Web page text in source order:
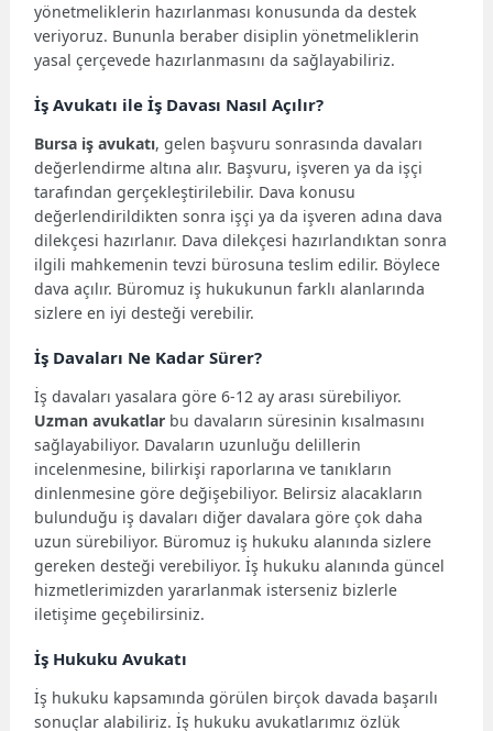
yönetmeliklerin hazırlanması konusunda da destek
veriyoruz. Bununla beraber disiplin yönetmeliklerin
yasal çerçevede hazırlanmasını da sağlayabiliriz.
İş Avukatı ile İş Davası Nasıl Açılır?
Bursa iş avukatı, gelen başvuru sonrasında davaları
değerlendirme altına alır. Başvuru, işveren ya da işçi
tarafından gerçekleştirilebilir. Dava konusu
değerlendirildikten sonra işçi ya da işveren adına dava
dilekçesi hazırlanır. Dava dilekçesi hazırlandıktan sonra
ilgili mahkemenin tevzi bürosuna teslim edilir. Böylece
dava açılır. Büromuz iş hukukunun farklı alanlarında
sizlere en iyi desteği verebilir.
İş Davaları Ne Kadar Sürer?
İş davaları yasalara göre 6-12 ay arası sürebiliyor.
Uzman avukatlar bu davaların süresinin kısalmasını
sağlayabiliyor. Davaların uzunluğu delillerin
incelenmesine, bilirkişi raporlarına ve tanıkların
dinlenmesine göre değişebiliyor. Belirsiz alacakların
bulunduğu iş davaları diğer davalara göre çok daha
uzun sürebiliyor. Büromuz iş hukuku alanında sizlere
gereken desteği verebiliyor. İş hukuku alanında güncel
hizmetlerimizden yararlanmak isterseniz bizlerle
iletişime geçebilirsiniz.
İş Hukuku Avukatı
İş hukuku kapsamında görülen birçok davada başarılı
sonuçlar alabiliriz. İş hukuku avukatlarımız özlük